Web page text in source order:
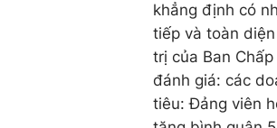
khẳng định có
tiếp và toàn
trị của Ban
đánh giá: các
tiêu: Đảng viên